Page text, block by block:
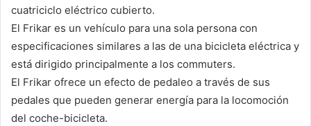
cuatriciclo eléctrico cubierto.
El Frikar es un vehículo para una sola persona con
especificaciones similares a las de una bicicleta eléctrica y
está dirigido principalmente a los commuters.
El Frikar ofrece un efecto de pedaleo a través de sus
pedales que pueden generar energía para la locomoción
del coche-bicicleta.